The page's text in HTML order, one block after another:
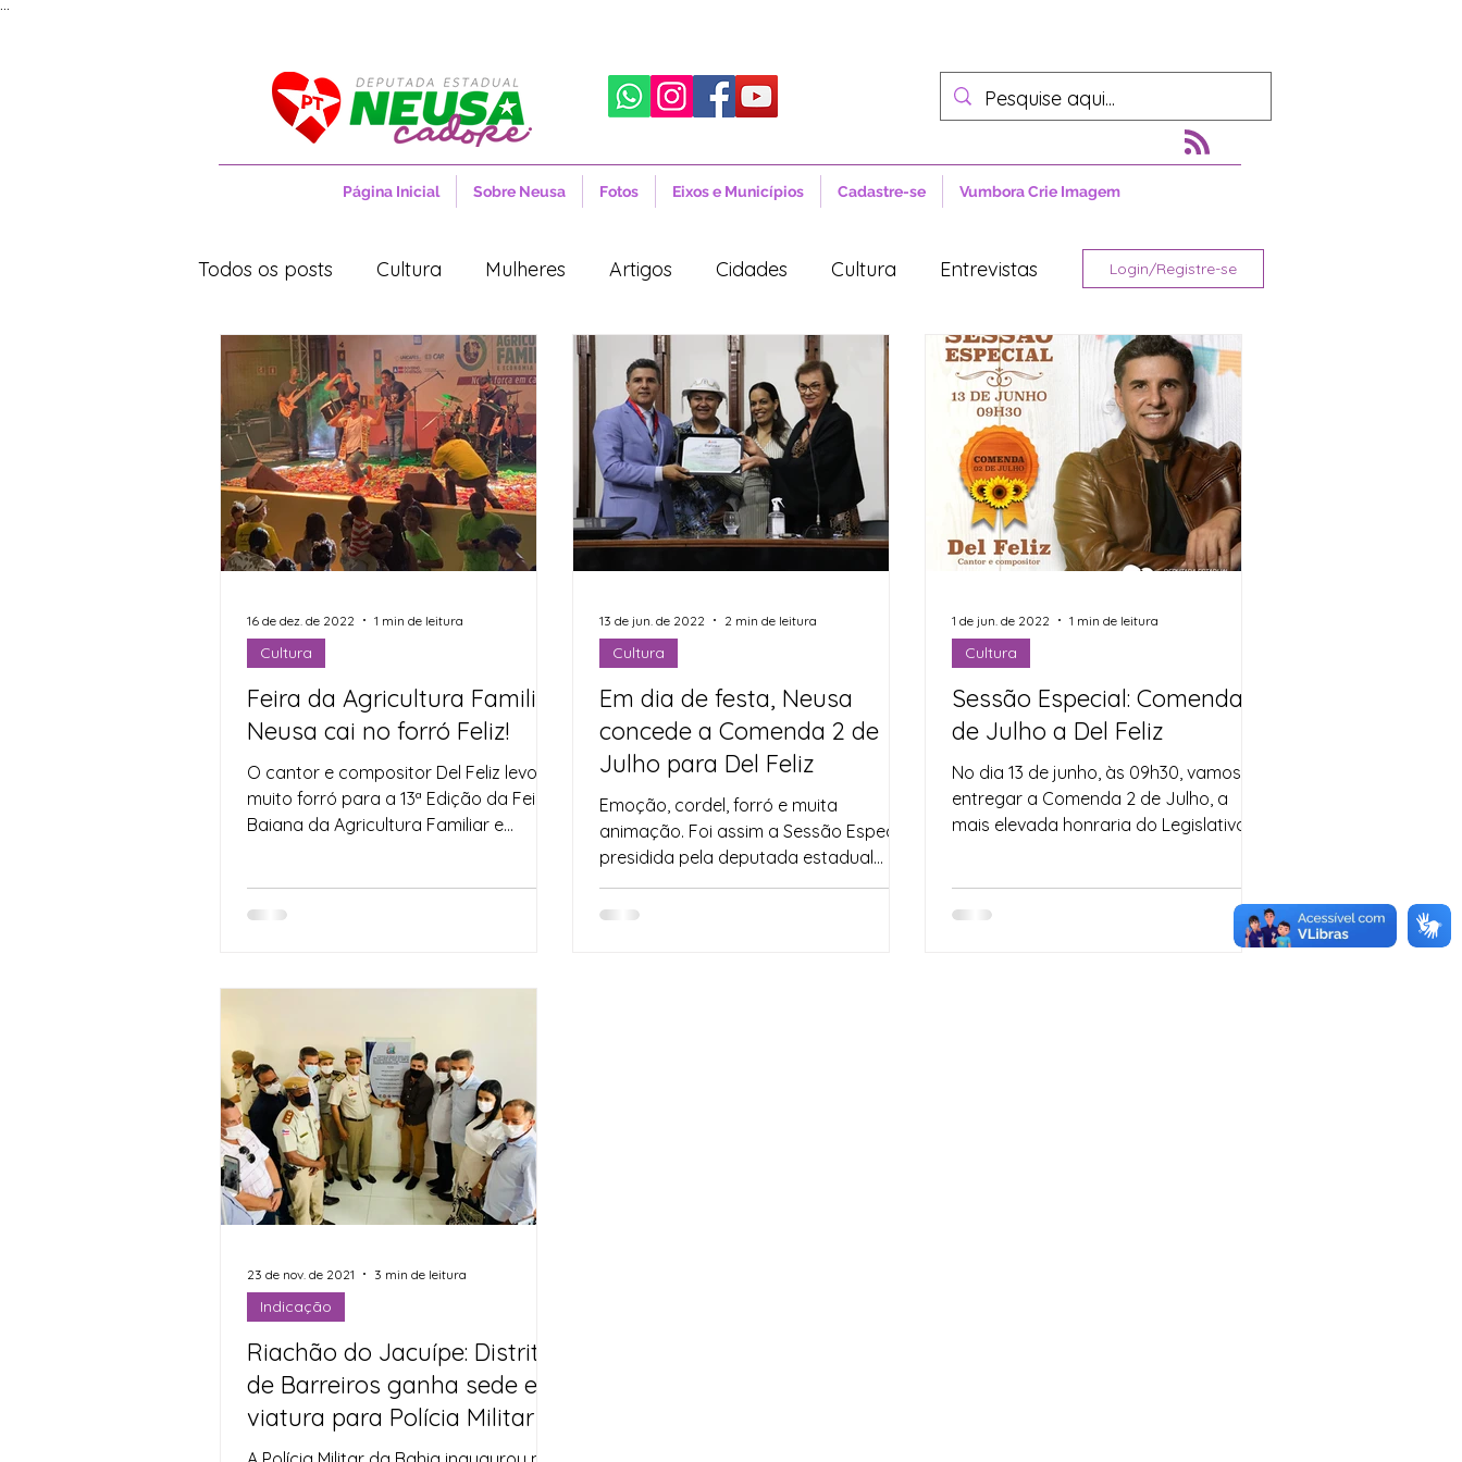
Página Inicial Sobre Neusa Fotos Eixos e Municípios Cadastre-se Vumbora Crie Imagem
Todos os posts Cultura Mulheres Artigos Cidades Cultura Entrevistas
Movimentos Sociais Notícias Novidades Artigos Cidades Cultura
Saúde Projetos de Lei Política Lula Desenvolvimento Territorial
Indicação Água Agricultura Familiar Imprensa Assistência Social
Agricultura Familiar Defesa Civil Nota de Pesar Segurança Alimentar
Direitos Humanos Esporte Juventude Datas Comemorativas
Login/Registre-se
Feira da Agricultura Familiar:
Neusa cai no forró Feliz!
O cantor e compositor Del Feliz levou
muito forró para a 13ª Edição da Feira
Baiana da Agricultura Familiar e
Cultura
16 de dez. de 2022 1 min de leitura
Em dia de festa, Neusa
concede a Comenda 2 de
Julho para Del Feliz
Emoção, cordel, forró e muita
animação. Foi assim a Sessão Especial
presidida pela deputada estadual
Neusa Cadore (PT), que entregou a ...
Cultura
13 de jun. de 2022 2 min de leitura
Sessão Especial: Comenda 2
de Julho a Del Feliz
No dia 13 de junho, às 09h30, vamos
entregar a Comenda 2 de Julho, a
mais elevada honraria do Legislativo
Cultura
1 de jun. de 2022 1 min de leitura
Riachão do Jacuípe: Distrito
de Barreiros ganha sede e
viatura para Polícia Militar
Indicação
23 de nov. de 2021 3 min de leitura